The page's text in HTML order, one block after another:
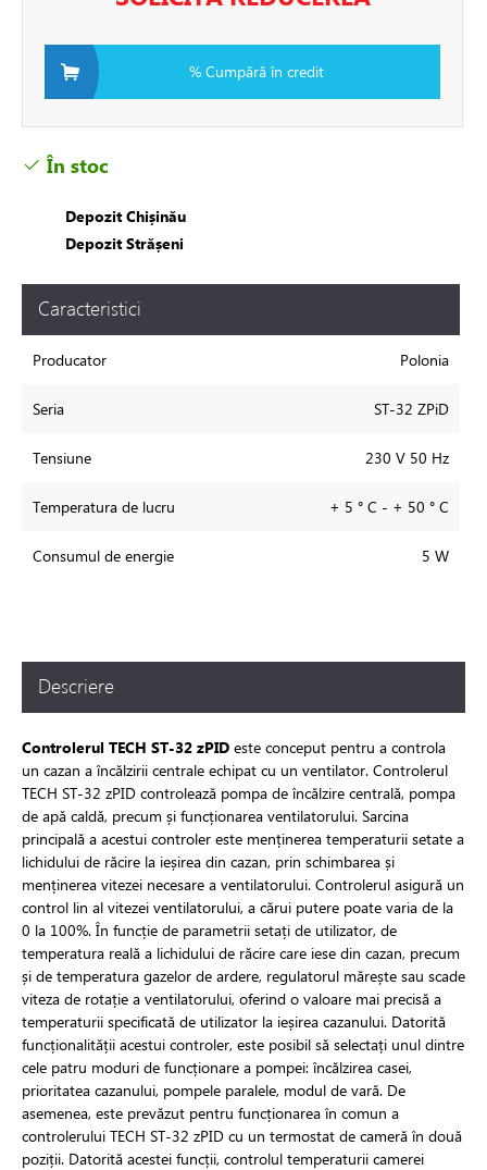
in pardoseala
expansiune
% Cumpără în credit
În stoc
Depozit Chișinău
Depozit Strășeni
Caracteristici
Producator Polonia
Seria ST-32 ZPiD
Tensiune 230 V 50 Hz
Temperatura de lucru + 5 ° С - + 50 ° С
Consumul de energie 5 W
Descriere
Controlerul TECH ST-32 zPID este conceput pentru a controla
un cazan a încălzirii centrale echipat cu un ventilator. Controlerul
TECH ST-32 zPID controlează pompa de încălzire centrală, pompa
de apă caldă, precum și funcționarea ventilatorului. Sarcina
principală a acestui controler este menținerea temperaturii setate a
lichidului de răcire la ieșirea din cazan, prin schimbarea și
menținerea vitezei necesare a ventilatorului. Controlerul asigură un
control lin al vitezei ventilatorului, a cărui putere poate varia de la
0 la 100%. În funcție de parametrii setați de utilizator, de
temperatura reală a lichidului de răcire care iese din cazan, precum
și de temperatura gazelor de ardere, regulatorul mărește sau scade
viteza de rotație a ventilatorului, oferind o valoare mai precisă a
temperaturii specificată de utilizator la ieșirea cazanului. Datorită
funcționalității acestui controler, este posibil să selectați unul dintre
cele patru moduri de funcționare a pompei: încălzirea casei,
prioritatea cazanului, pompele paralele, modul de vară. De
asemenea, este prevăzut pentru funcționarea în comun a
controlerului TECH ST-32 zPID cu un termostat de cameră în două
poziții. Datorită acestei funcții, controlul temperaturii camerei